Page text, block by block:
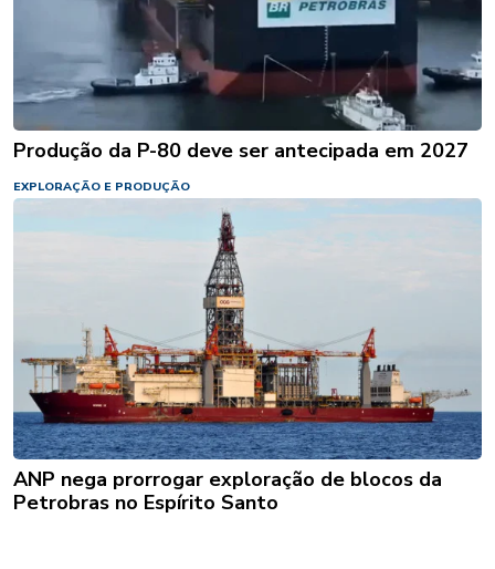
Produção da P-80 deve ser antecipada em 2027
EXPLORAÇÃO E PRODUÇÃO
ANP nega prorrogar exploração de blocos da
Petrobras no Espírito Santo